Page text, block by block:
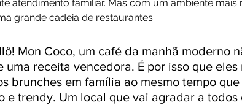
atendimento familiar. Mas com um ambiente
grande cadeia de restaurantes.
Mon Coco, um café da manhã moderno
uma receita vencedora. É por isso que eles
brunches em família ao mesmo tempo
e trendy. Um local que vai agradar a todos